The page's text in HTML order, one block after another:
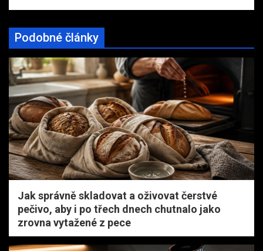
Podobné články
Jak správně skladovat a oživovat čerstvé
pečivo, aby i po třech dnech chutnalo jako
zrovna vytažené z pece